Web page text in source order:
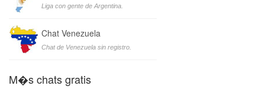
Liga con gente de Argentina.
Chat Venezuela
Chat de Venezuela sin registro.
M�s chats gratis